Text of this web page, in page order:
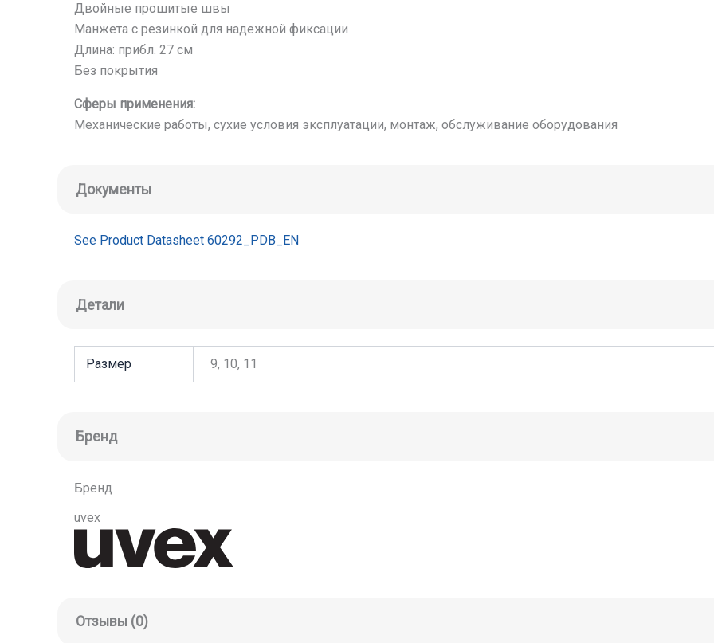
Двойные прошитые швы
Манжета с резинкой для надежной фиксации
Длина: прибл. 27 см
Без покрытия
Сферы применения:
Механические работы, сухие условия эксплуатации, монтаж, обслуживание оборудования
Документы
See Product Datasheet 60292_PDB_EN
Детали
Размер 9, 10, 11
Бренд
Бренд
uvex
Отзывы (0)